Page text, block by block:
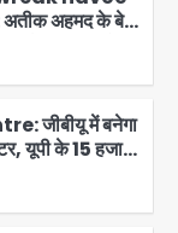
अहमद के बेटे
टैंकर भिड़ंत में
जीबीयू में बनेगा
यूपी के 15 हजार